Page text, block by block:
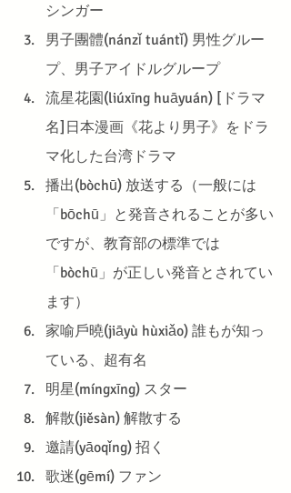
シンガー
男子團體(nánzǐ tuántǐ) 男性グルー
プ、男子アイドルグループ
流星花園(liúxīng huāyuán) [ドラマ
名]日本漫画《花より男子》をドラ
マ化した台湾ドラマ
播出(bòchū) 放送する（一般には
「bōchū」と発音されることが多い
ですが、教育部の標準では
「bòchū」が正しい発音とされてい
ます）
家喻戶曉(jiāyù hùxiǎo) 誰もが知っ
ている、超有名
明星(míngxīng) スター
解散(jiěsàn) 解散する
邀請(yāoqǐng) 招く
歌迷(gēmí) ファン